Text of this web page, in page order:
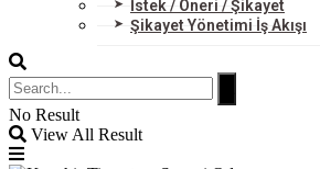
İstek / Öneri / Şikayet
Şikayet Yönetimi İş Akışı
No Result
View All Result